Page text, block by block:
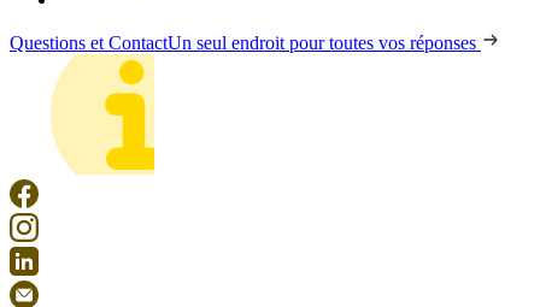
Questions et ContactUn seul endroit pour toutes vos réponses